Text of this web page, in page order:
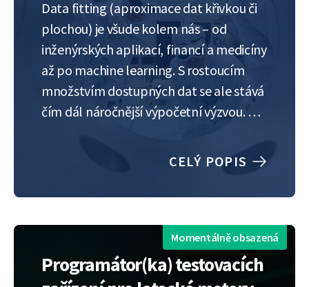
Data fitting (aproximace dat křivkou či
plochou) je všude kolem nás – od
inženýrských aplikací, financí a medicíny
až po machine learning. S rostoucím
množstvím dostupných dat se ale stává
čím dál náročnější výpočetní výzvou. A
analýza, která hledá stále nové
zvládnout. Mnoho…
CELÝ POPIS
Momentálně obsazená
Programátor(ka) testovacích